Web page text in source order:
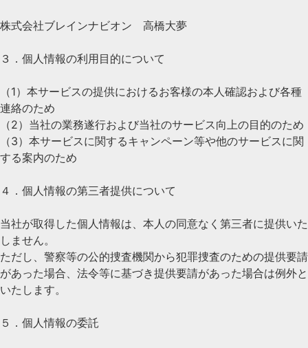
株式会社ブレインナビオン 高橋大夢
３．個人情報の利用目的について
（1）本サービスの提供におけるお客様の本人確認および各種
連絡のため
（2）当社の業務遂行および当社のサービス向上の目的のため
（3）本サービスに関するキャンペーン等や他のサービスに関
する案内のため
４．個人情報の第三者提供について
当社が取得した個人情報は、本人の同意なく第三者に提供いた
しません。
ただし、警察等の公的捜査機関から犯罪捜査のための提供要請
があった場合、法令等に基づき提供要請があった場合は例外と
いたします。
５．個人情報の委託